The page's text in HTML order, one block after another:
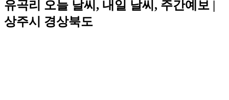
유곡리 오늘 날씨, 내일 날씨, 주간예보 |
상주시 경상북도